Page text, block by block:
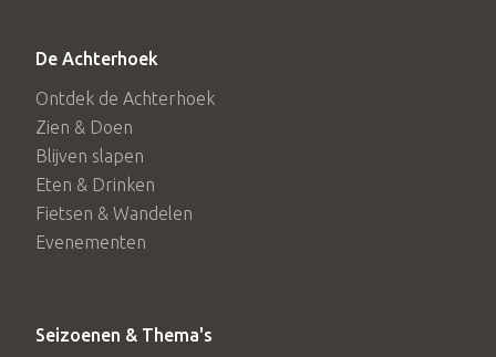
De Achterhoek
Ontdek de Achterhoek
Zien & Doen
Blijven slapen
Eten & Drinken
Fietsen & Wandelen
Evenementen
Seizoenen & Thema's